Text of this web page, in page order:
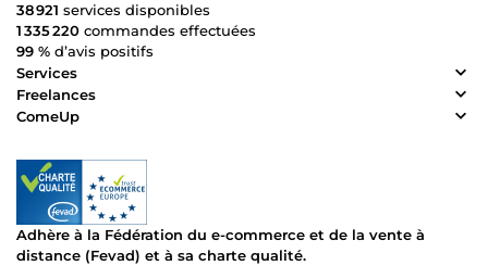
38 921 services disponibles
1 335 220 commandes effectuées
99 % d’avis positifs
Services
Freelances
ComeUp
Adhère à la Fédération du e-commerce et de la vente à
distance (Fevad) et à sa charte qualité.